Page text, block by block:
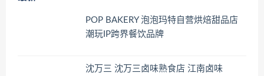
POP BAKERY 泡泡玛特自营烘焙甜品店
潮玩IP跨界餐饮品牌
沈万三 沈万三卤味熟食店 江南卤味